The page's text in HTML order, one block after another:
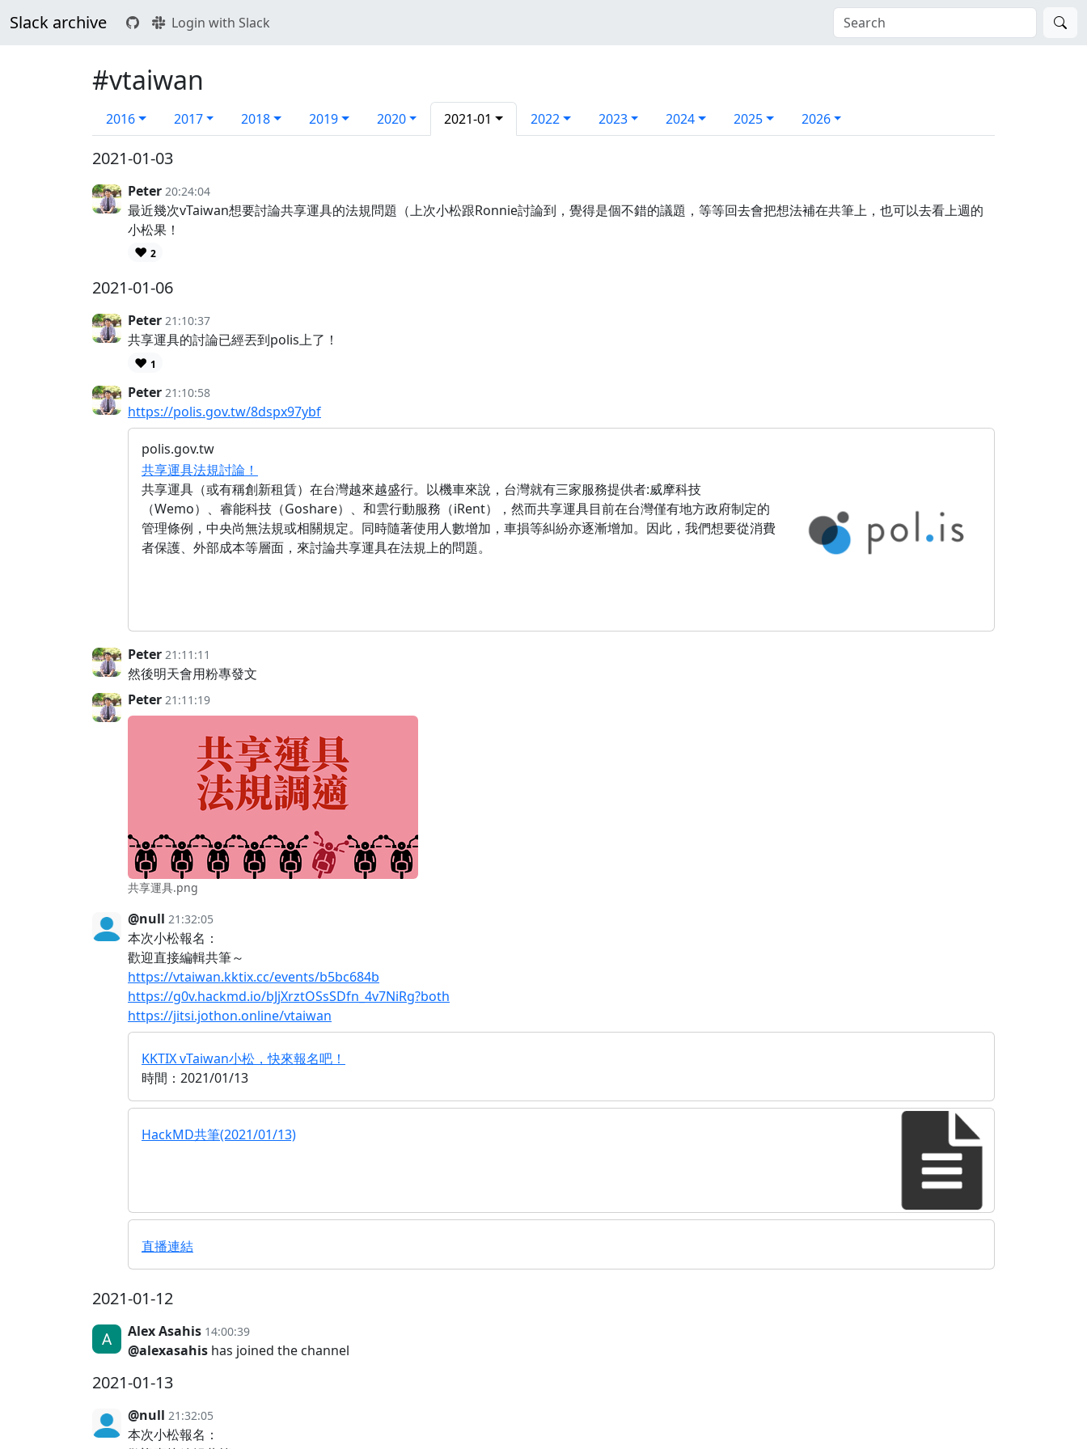
Slack archive Login with Slack
#vtaiwan
2016 2017 2018 2019 2020 2021-01 2022 2023 2024 2025 2026
2021-01-03
Peter 20:24:04
最近幾次vTaiwan想要討論共享運具的法規問題（上次小松跟Ronnie討論到，覺得是個不錯的議題，等等回去會把想法補在共筆上，也可以去看上週的
小松果！
❤️ 2
2021-01-06
Peter 21:10:37
共享運具的討論已經丟到polis上了！
❤️ 1
Peter 21:10:58
https://polis.gov.tw/8dspx97ybf
polis.gov.tw
共享運具法規討論！
共享運具（或有稱創新租賃）在台灣越來越盛行。以機車來說，台灣就有三家服務提供者:威摩科技
（Wemo）、睿能科技（Goshare）、和雲行動服務（iRent），然而共享運具目前在台灣僅有地方政府制定的
管理條例，中央尚無法規或相關規定。同時隨著使用人數增加，車損等糾紛亦逐漸增加。因此，我們想要從消費
者保護、外部成本等層面，來討論共享運具在法規上的問題。
Peter 21:11:11
然後明天會用粉專發文
Peter 21:11:19
共享運具.png
@null 21:32:05
本次小松報名：
歡迎直接編輯共筆～
https://vtaiwan.kktix.cc/events/b5bc684b
https://g0v.hackmd.io/bJjXrztOSsSDfn_4v7NiRg?both
https://jitsi.jothon.online/vtaiwan
KKTIX vTaiwan小松，快來報名吧！
時間：2021/01/13
HackMD共筆(2021/01/13)
直播連結
2021-01-12
Alex Asahis 14:00:39
@alexasahis has joined the channel
2021-01-13
@null 21:32:05
本次小松報名：